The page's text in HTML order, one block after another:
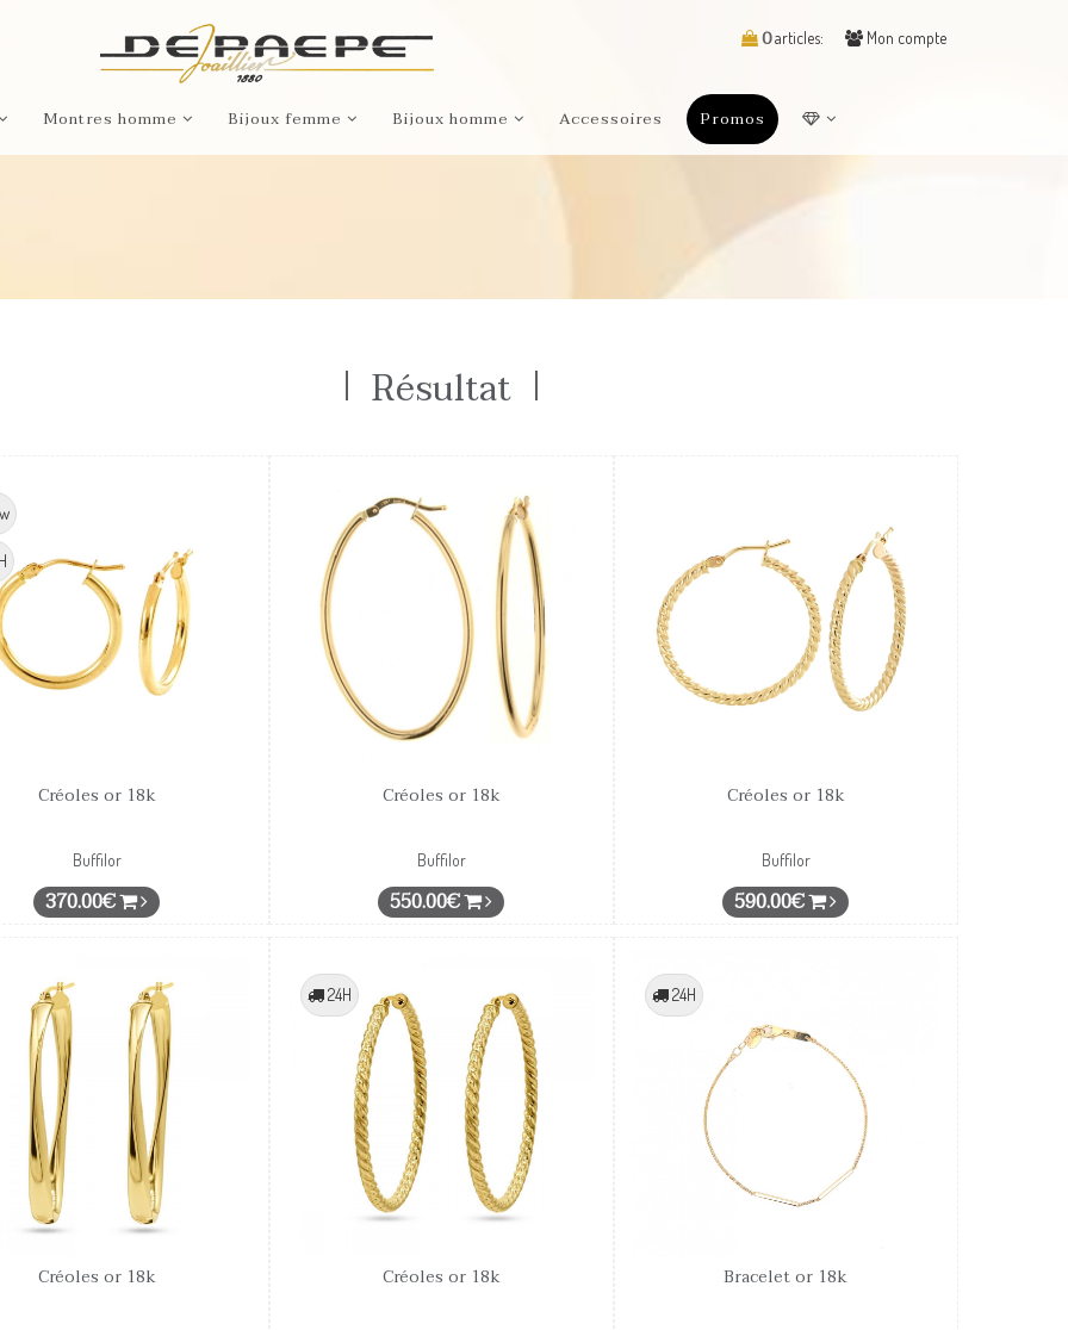
0articles: Mon compte
Montres homme Bijoux femme Bijoux homme Accessoires Promos
Résultat
Créoles or 18k
Buffilor
370.00€
Créoles or 18k
Buffilor
550.00€
Créoles or 18k
Buffilor
590.00€
Créoles or 18k
24H
Créoles or 18k
24H
Bracelet or 18k